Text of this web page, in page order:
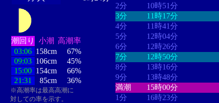
潮回り 小潮 高潮率
03:06 158cm
67%
09:03 106cm
45%
15:00 154cm
66%
21:31
85cm 36%
※高潮率は最高高潮に
対しての率を示す。
2分
10時51分
3分
11時17分
4分
11時41分
5分
12時04分
6分
12時26分
7分
12時50分
8分
13時16分
9分
13時48分
満潮
15時00分
1分
16時23分